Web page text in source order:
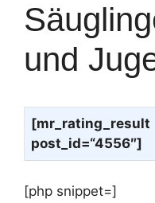
und
[mr_rating_result
post_id=“4556″]
[php snippet=]